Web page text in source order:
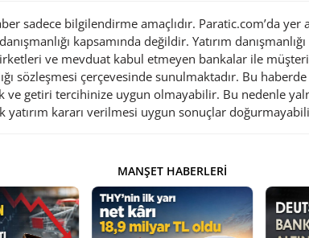
sadece bilgilendirme amaçlıdır. Paratic.com’da
kapsamında değildir. Yatırım
ve mevduat kabul etmeyen bankalar ile müşteri
sözleşmesi çerçevesinde sunulmaktadır. Bu
ve getiri tercihinize uygun olmayabilir. Bu nedenle
yatırım kararı verilmesi uygun sonuçlar
MANŞET HABERLERI